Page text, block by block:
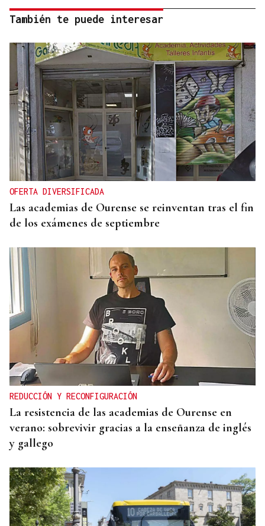
También te puede interesar
OFERTA DIVERSIFICADA
Las academias de Ourense se reinventan tras el fin
de los exámenes de septiembre
REDUCCIÓN Y RECONFIGURACIÓN
La resistencia de las academias de Ourense en
verano: sobrevivir gracias a la enseñanza de inglés
y gallego